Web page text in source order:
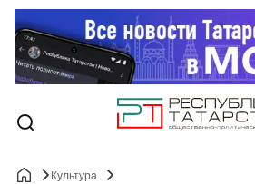
Культура